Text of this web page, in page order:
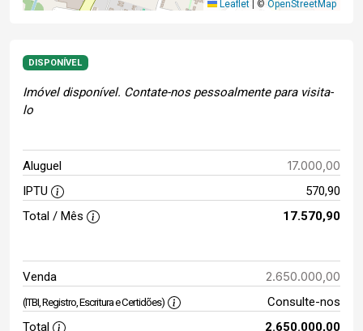
Leaflet © OpenStreetMap
DISPONÍVEL
Imóvel disponível. Contate-nos pessoalmente para visita-
lo
Aluguel 17.000,00
IPTU
570,90
Total / Mês
17.570,90
Venda 2.650.000,00
(ITBI, Registro, Escritura e Certidões)
Consulte-nos
Total
2.650.000,00